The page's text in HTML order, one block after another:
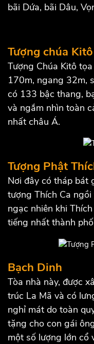
bãi Dứa, bãi Dâu,
Tượng chúa Kitô
Tượng Chúa Kitô
170m, ngang 32m,
có 133 bậc thang,
và ngắm nhìn toàn
nhất châu Á.
Tượng Phật
Nơi đây có tháp bát
tượng Thích Ca
ngạc nhiên khi
tiếng nhất thành
Bạch Dinh
Tòa nhà này, được
trúc La Mã và có
nghỉ mát do toàn
tặng cho con gái
một số lượng lớn cổ